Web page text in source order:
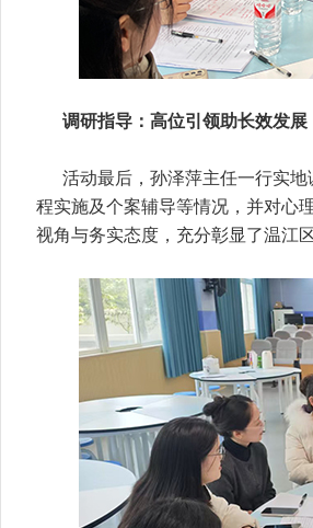
调研指导：高位引领助长效发展
活动最后，孙泽萍主任一行实
程实施及个案辅导等情况，并对心
视角与务实态度，充分彰显了温江